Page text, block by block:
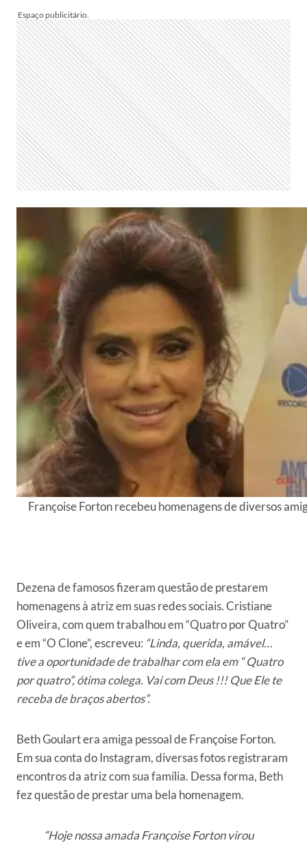
Françoise Forton recebeu homenagens de diversos
Dezena de famosos fizeram questão de prestarem
homenagens à atriz em suas redes sociais. Cristiane
Oliveira, com quem trabalhou em “Quatro por Quatro”
e em “O Clone”, escreveu: “Linda, querida, amável…
tive a oportunidade de trabalhar com ela em “ Quatro
por quatro”, ótima colega. Vai com Deus !!! Que Ele te
receba de braços abertos”.
Beth Goulart era amiga pessoal de Françoise Forton.
Em sua conta do Instagram, diversas fotos registraram
encontros da atriz com sua família. Dessa forma, Beth
fez questão de prestar uma bela homenagem.
“Hoje nossa amada Françoise Forton virou